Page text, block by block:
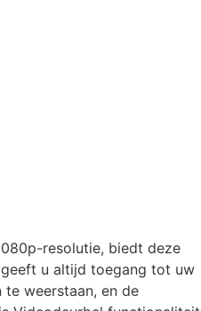
resolutie, biedt deze
u altijd toegang tot uw
weerstaan, en de